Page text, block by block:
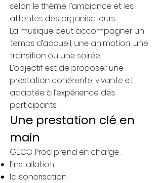
selon le thème, l’ambiance et les
attentes des organisateurs.
La musique peut accompagner un
temps d’accueil, une animation, une
transition ou une soirée.
L’objectif est de proposer une
prestation cohérente, vivante et
adaptée à l’expérience des
participants.
Une prestation clé en
main
GECO Prod prend en charge :
l’installation
la sonorisation